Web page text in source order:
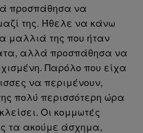
προσπάθησα να
της. Ήθελε να κάνω
μαλλιά της που ήταν
αλλά προσπάθησα να
Παρόλο που είχα
να περιμένουν,
πολύ περισσότερη ώρα
Οι κομμωτές
τα ακούμε άσχημα,